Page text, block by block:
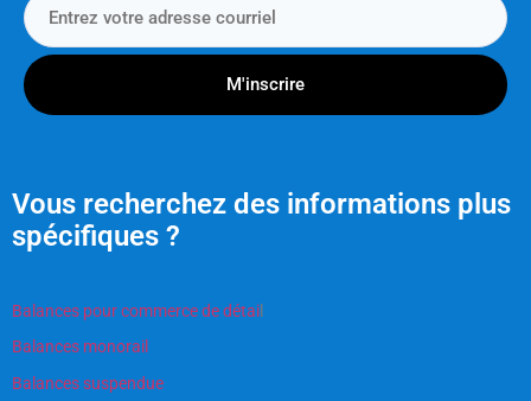
M'inscrire
Vous recherchez des informations plus
spécifiques ?
Balances pour commerce de détail
Balances monorail
Balances suspendue